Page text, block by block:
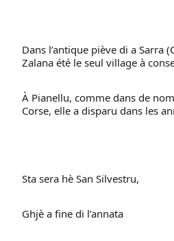
Dans l’antique piève di a Sarra
Zalana été le seul village à
À Pianellu, comme dans de
Corse, elle a disparu dans les
Sta sera hè San Silvestru,
Ghjè a fine di l’annata